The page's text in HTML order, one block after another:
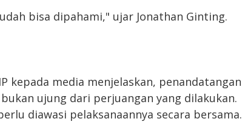
bisa dipahami," ujar Jonathan Ginting.
kepada media menjelaskan, penandatangan
ujung dari perjuangan yang dilakukan.
diawasi pelaksanaannya secara bersama.